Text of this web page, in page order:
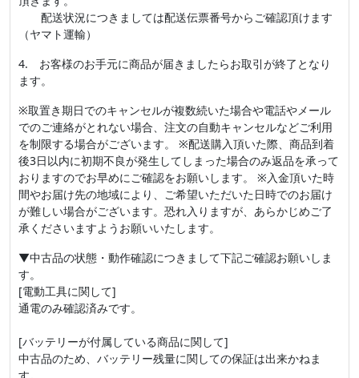
配送状況につきましては配送伝票番号からご確認頂けます
（ヤマト運輸）
4. お客様のお手元に商品が届きましたらお取引が終了となり
ます。
※取置き期日でのキャンセルが複数続いた場合や電話やメール
でのご連絡がとれない場合、注文の自動キャンセルなどご利用
を制限する場合がございます。 ※配送購入頂いた際、商品到着
後3日以内に初期不良が発生してしまった場合のみ返品を承って
おりますのでお早めにご確認をお願いします。 ※入金頂いた時
間やお届け先の地域により、ご希望いただいた日時でのお届け
が難しい場合がございます。恐れ入りますが、あらかじめご了
承くださいますようお願いいたします。
▼中古品の状態・動作確認につきまして下記ご確認お願いしま
す。
[電動工具に関して]
通電のみ確認済みです。
[バッテリーが付属している商品に関して]
中古品のため、バッテリー残量に関しての保証は出来かねま